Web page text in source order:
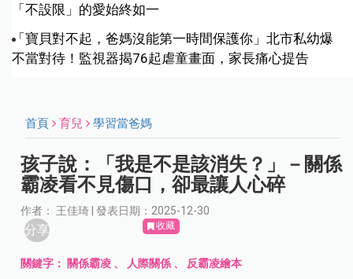
「不設限」的愛始終如一
「寶貝對不起，爸媽沒能第一時間保護你」北市私幼爆
不當對待！監視器揭76起虐童畫面，家長痛心提告
首頁 育兒 學習當爸媽
孩子說：「我是不是該消失？」－關係
霸凌看不見傷口，卻最讓人心碎
作者： 王佳琦 | 發表日期：2025-12-30
分享 收藏
關鍵字： 關係霸凌 、 人際關係 、 反霸凌繪本